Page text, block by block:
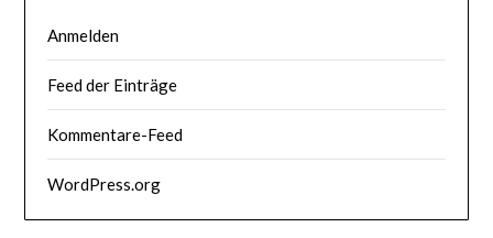
Anmelden
Feed der Einträge
Kommentare-Feed
WordPress.org